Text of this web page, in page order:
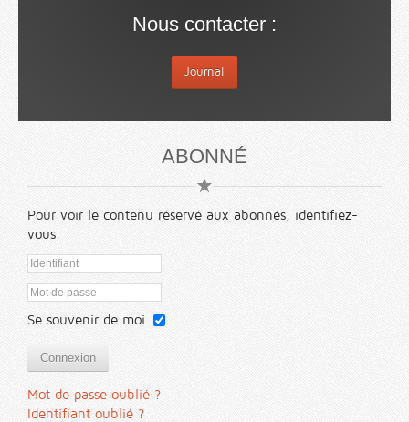
Nous contacter :
Journal
ABONNÉ
Pour voir le contenu réservé aux abonnés, identifiez-
vous.
Se souvenir de moi
Connexion
Mot de passe oublié ?
Identifiant oublié ?